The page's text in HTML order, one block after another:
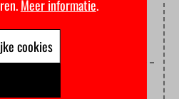
OOSTERWIJK
Meer informatie.
cookies